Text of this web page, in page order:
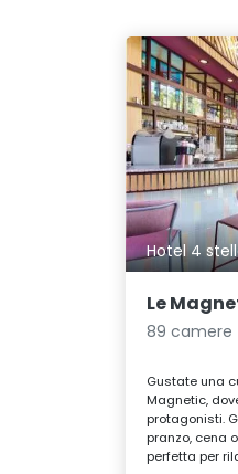
Hotel 4
Le
89 camere
Gustate una
Magnetic,
protagonisti.
pranzo, cena
perfetta per